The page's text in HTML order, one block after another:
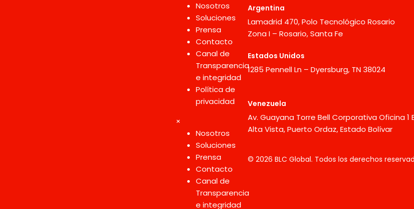
Nosotros
Soluciones
Prensa
Contacto
Canal de
Transparencia
e integridad
Política de
privacidad
×
Nosotros
Soluciones
Prensa
Contacto
Canal de
Transparencia
e integridad
Argentina
Lamadrid 470, Polo Tecnológico Rosario
Zona I – Rosario, Santa Fe
Estados Unidos
1285 Pennell Ln – Dyersburg, TN 38024
Venezuela
Av. Guayana Torre Bell Corporativa Oficina 1
Alta Vista, Puerto Ordaz, Estado Bolívar
© 2026 BLC Global. Todos los derechos